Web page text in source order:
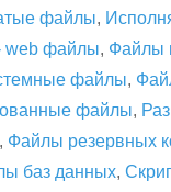
файлы,
web файлы, Файлы
файлы,
файлы,
, Файлы резервных
баз данных,